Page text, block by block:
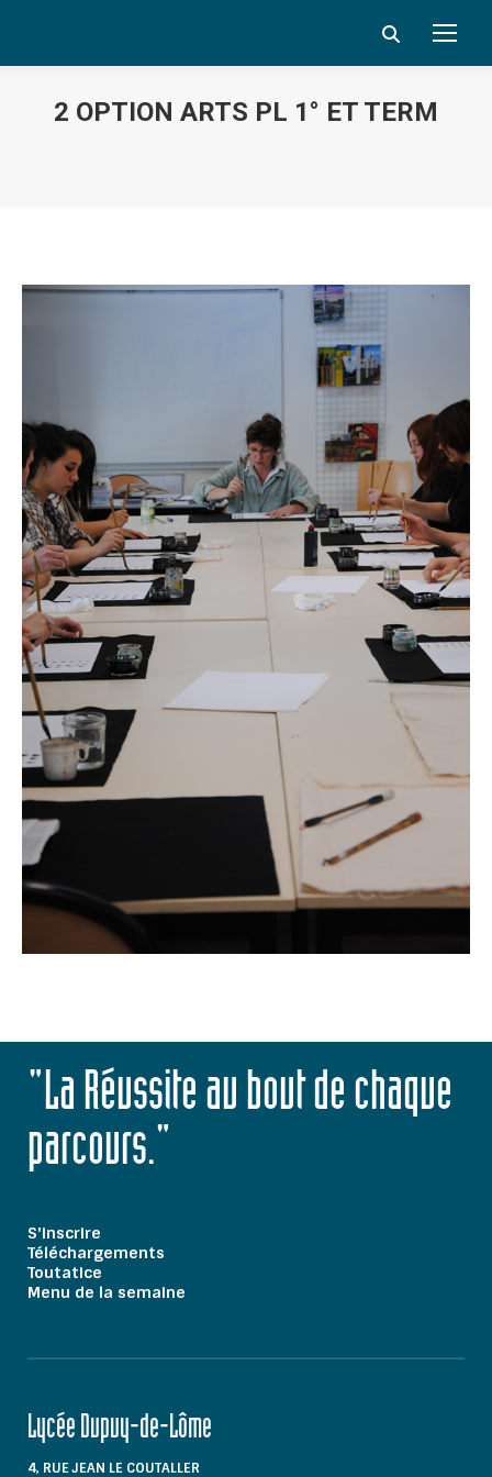
Search:
2 OPTION ARTS PL 1° ET TERM
"La Réussite au bout de chaque
parcours."
S'inscrire
Téléchargements
Toutatice
Menu de la semaine
Lycée Dupuy-de-Lôme
4, RUE JEAN LE COUTALLER